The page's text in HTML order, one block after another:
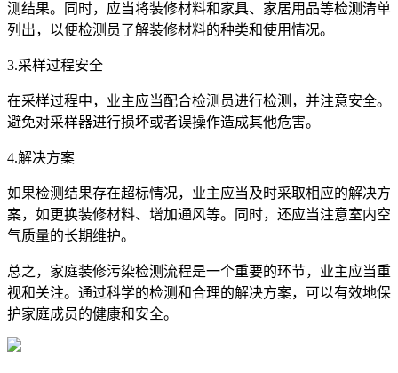
测结果。同时，应当将装修材料和家具、家居用品等检测清单
列出，以便检测员了解装修材料的种类和使用情况。
3.采样过程安全
在采样过程中，业主应当配合检测员进行检测，并注意安全。
避免对采样器进行损坏或者误操作造成其他危害。
4.解决方案
如果检测结果存在超标情况，业主应当及时采取相应的解决方
案，如更换装修材料、增加通风等。同时，还应当注意室内空
气质量的长期维护。
总之，家庭装修污染检测流程是一个重要的环节，业主应当重
视和关注。通过科学的检测和合理的解决方案，可以有效地保
护家庭成员的健康和安全。